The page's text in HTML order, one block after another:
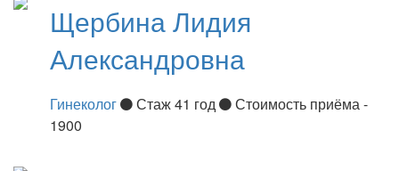
ЩербинаЛидия
Александровна
Гинеколог Стаж 41 год
Стоимость приёма -
1900